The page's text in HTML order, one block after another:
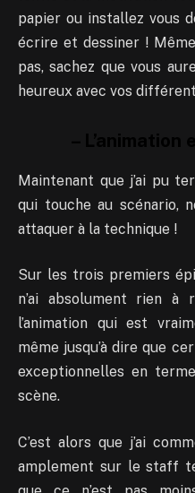
papier ou installez vous
écrire et dessiner !
pas, sachez que vous
heureux avec vos
Maintenant que j’ai pu
qui touche au scénario,
attaquer à la technique !
Sur les trois premiers
n’ai absolument rien
l’animation qui est
même jusqu’à dire que
exceptionnelles en
scène.
C’est alors que j’ai
amplement sur le staff